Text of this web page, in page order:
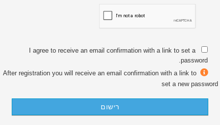
I agree to receive an email confirmation with a link to set a
password.
After registration you will receive an email confirmation with a link to
set a new password